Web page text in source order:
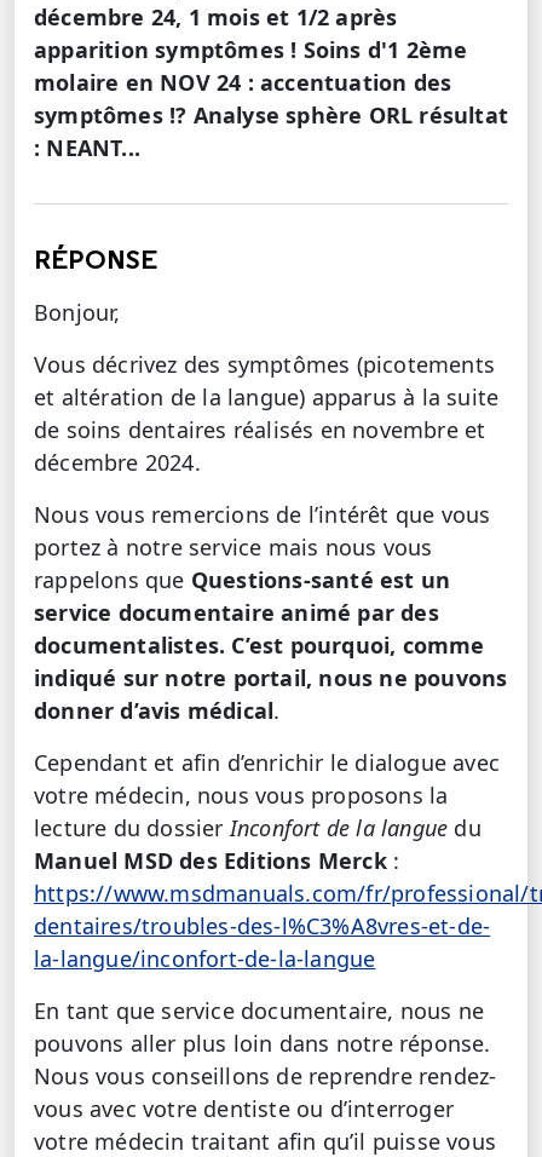
décembre 24, 1 mois et 1/2 après
apparition symptômes ! Soins d'1 2ème
molaire en NOV 24 : accentuation des
symptômes !? Analyse sphère ORL résultat
: NEANT...
RÉPONSE
Bonjour,
Vous décrivez des symptômes (picotements
et altération de la langue) apparus à la suite
de soins dentaires réalisés en novembre et
décembre 2024.
Nous vous remercions de l’intérêt que vous
portez à notre service mais nous vous
rappelons que Questions-santé est un
service documentaire animé par des
documentalistes. C’est pourquoi, comme
indiqué sur notre portail, nous ne pouvons
donner d’avis médical.
Cependant et afin d’enrichir le dialogue avec
votre médecin, nous vous proposons la
lecture du dossier Inconfort de la langue du
Manuel MSD des Editions Merck :
https://www.msdmanuals.com/fr/professional/
dentaires/troubles-des-l%C3%A8vres-et-de-
la-langue/inconfort-de-la-langue
En tant que service documentaire, nous ne
pouvons aller plus loin dans notre réponse.
Nous vous conseillons de reprendre rendez-
vous avec votre dentiste ou d’interroger
votre médecin traitant afin qu’il puisse vous